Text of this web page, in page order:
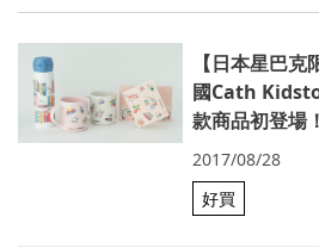
【日本星巴
國Cath
款商品初登場！
2017/08/28
好買